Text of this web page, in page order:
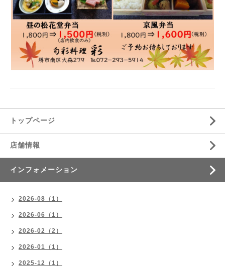
トップページ
店舗情報
インフォメーション
2026-08（1）
2026-06（1）
2026-02（2）
2026-01（1）
2025-12（1）